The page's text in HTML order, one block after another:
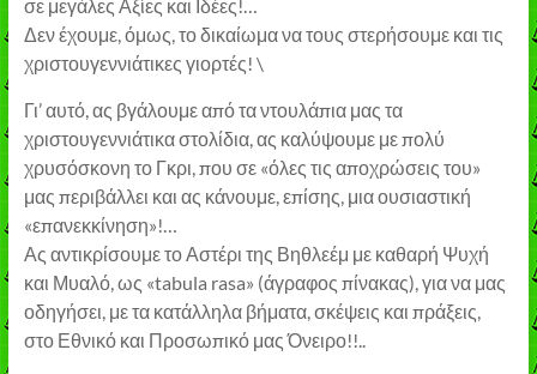
σε μεγάλες Αξίες και Ιδέες!…
Δεν έχουμε, όμως, το δικαίωμα να τους στερήσουμε και τις
χριστουγεννιάτικες γιορτές! \
Γι’ αυτό, ας βγάλουμε από τα ντουλάπια μας τα
χριστουγεννιάτικα στολίδια, ας καλύψουμε με πολύ
χρυσόσκονη το Γκρι, που σε «όλες τις αποχρώσεις του»
μας περιβάλλει και ας κάνουμε, επίσης, μια ουσιαστική
«επανεκκίνηση»!…
Ας αντικρίσουμε το Αστέρι της Βηθλεέμ με καθαρή Ψυχή
και Μυαλό, ως «tabula rasa» (άγραφος πίνακας), για να μας
οδηγήσει, με τα κατάλληλα βήματα, σκέψεις και πράξεις,
στο Εθνικό και Προσωπικό μας Όνειρο!!..